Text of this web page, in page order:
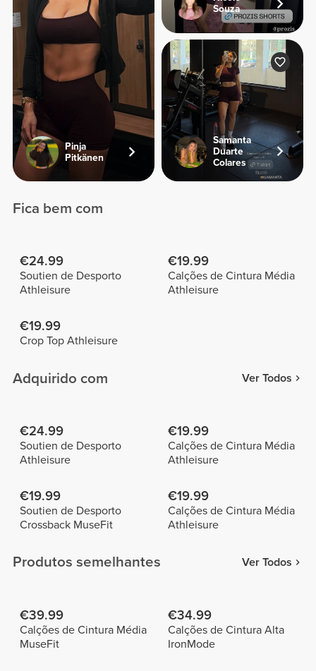
Pinja
Pitkänen
Souza
Samanta
Duarte
Colares
Fica bem com
€24.99
Soutien de Desporto
Athleisure
€19.99
Calções de Cintura Média
Athleisure
€19.99
Crop Top Athleisure
Adquirido com Ver Todos
€24.99
Soutien de Desporto
Athleisure
€19.99
Calções de Cintura Média
Athleisure
€19.99
Soutien de Desporto
Crossback MuseFit
€19.99
Calções de Cintura Média
Athleisure
Produtos semelhantes Ver Todos
€39.99
Calções de Cintura Média
MuseFit
€34.99
Calções de Cintura Alta
IronMode